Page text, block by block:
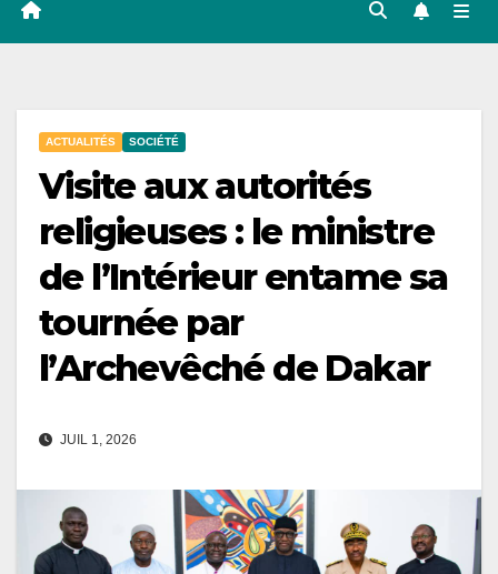
ACTUALITÉS SOCIÉTÉ
Visite aux autorités
religieuses : le ministre
de l’Intérieur entame sa
tournée par
l’Archevêché de Dakar
JUIL 1, 2026